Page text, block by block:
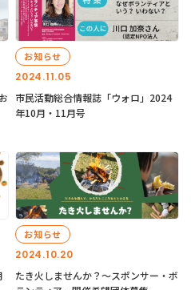
2024.11.05
お知らせ
市民活動総合情報誌「ウォロ」2024
年10月・11月号
2024.10.20
お知らせ
たき火しませんか？～スポンサー・ボ